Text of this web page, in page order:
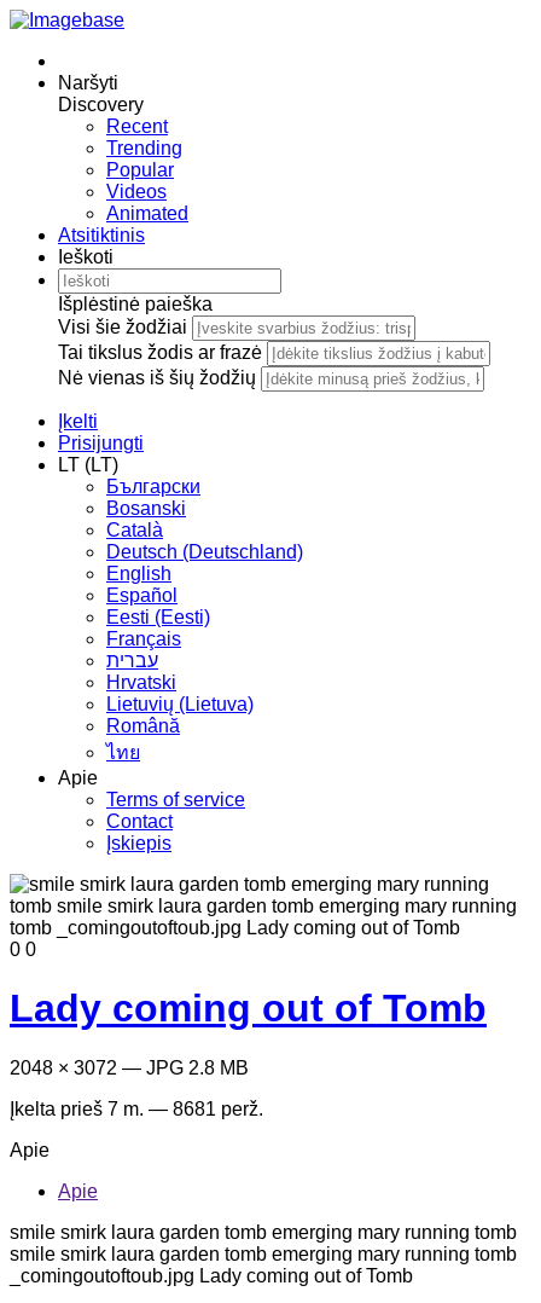
Naršyti
Discovery
Recent
Trending
Popular
Videos
Animated
Atsitiktinis
Ieškoti
Išplėstinė paieška
Visi šie žodžiai
Tai tikslus žodis ar frazė
Nė vienas iš šių žodžių
Įkelti
Prisijungti
LT (LT)
Български
Bosanski
Сatalà
Deutsch (Deutschland)
English
Español
Eesti (Eesti)
Français
עברית
Hrvatski
Lietuvių (Lietuva)
Română
ไทย
Apie
Terms of service
Contact
Įskiepis
0 0
Lady coming out of Tomb
2048 × 3072 — JPG 2.8 MB
Įkelta prieš 7 m. — 8681 perž.
Apie
Apie
smile smirk laura garden tomb emerging mary running tomb
smile smirk laura garden tomb emerging mary running tomb
_comingoutoftoub.jpg Lady coming out of Tomb